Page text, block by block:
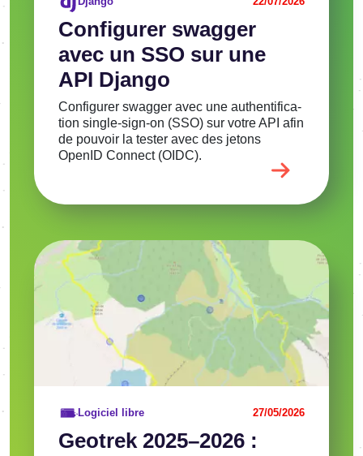
Confi­gu­rer swag­ger
avec un SSO sur une
API Django
Confi­gu­rer swag­ger avec une authen­ti­fi­ca­
tion single-sign-on (SSO) sur votre API afin
de pouvoir la tester avec des jetons
OpenID Connect (OIDC).
Geotrek 2025–2026 :
Logiciel libre 27/05/2026
Voir l'article
Image